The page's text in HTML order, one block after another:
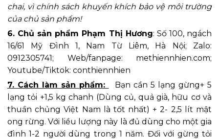
chai, vì chính sách khuyến khích bảo vệ môi trường
của chủ sản phẩm!
6. Chủ sản phẩm Phạm Thị Hương: Số 100, ngách
16/61 Mỹ Đình 1, Nam Từ Liêm, Hà Nội; Zalo:
0912305741; Web/fanpage: methiennhien.com;
Youtube/Tiktok: conthiennhien
7. Cách làm sản phẩm:
Bạn cần 5 lạng gừng+ 5
lạng tỏi +1,5 kg chanh (Dùng củ, quả già, hữu cơ và
thuần chủng Việt Nam là tốt nhất) + 2- 2,5 lít mật
ong rừng. Với liều lượng này là đủ dùng cho một gia
đình 1-2 người dùng trong 1 năm. Đối với gừng tỏi